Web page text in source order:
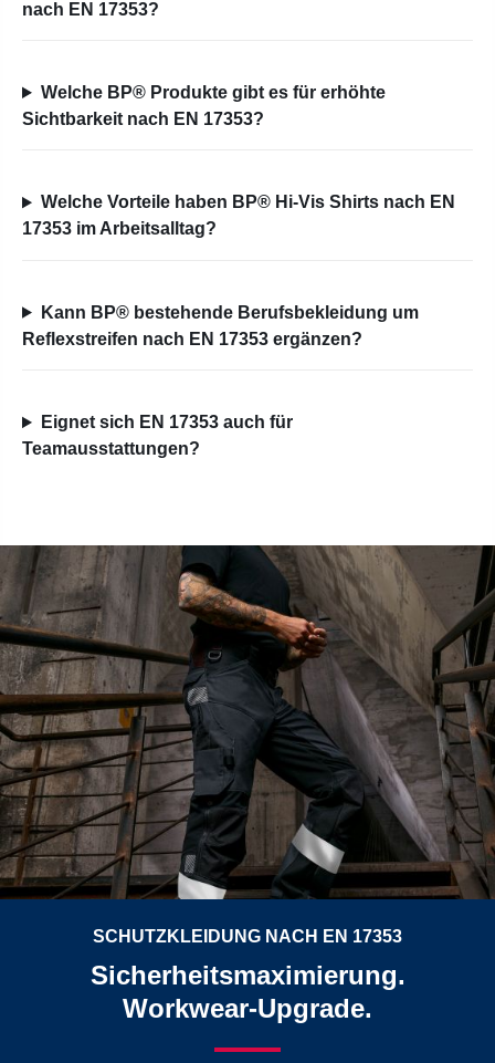
nach EN 17353?
Welche BP® Produkte gibt es für erhöhte
Sichtbarkeit nach EN 17353?
Welche Vorteile haben BP® Hi-Vis Shirts nach EN
17353 im Arbeitsalltag?
Kann BP® bestehende Berufsbekleidung um
Reflexstreifen nach EN 17353 ergänzen?
Eignet sich EN 17353 auch für
Teamausstattungen?
SCHUTZKLEIDUNG NACH EN 17353
Sicherheitsmaximierung.
Workwear-Upgrade.